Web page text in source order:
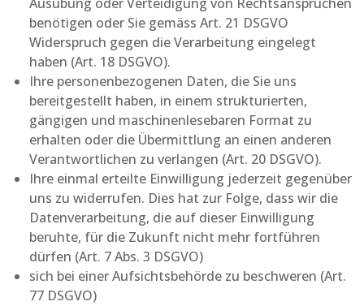
benötigen oder Sie gemäss Art. 21 DSGVO
Widerspruch gegen die Verarbeitung eingelegt
haben (Art. 18 DSGVO).
Ihre personenbezogenen Daten, die Sie uns
bereitgestellt haben, in einem strukturierten,
gängigen und maschinenlesebaren Format zu
erhalten oder die Übermittlung an einen anderen
Verantwortlichen zu verlangen (Art. 20 DSGVO).
Ihre einmal erteilte Einwilligung jederzeit gegenüber
uns zu widerrufen. Dies hat zur Folge, dass wir die
Datenverarbeitung, die auf dieser Einwilligung
beruhte, für die Zukunft nicht mehr fortführen
dürfen (Art. 7 Abs. 3 DSGVO)
sich bei einer Aufsichtsbehörde zu beschweren (Art.
77 DSGVO)